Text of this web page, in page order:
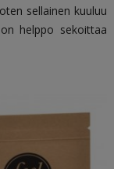
sellainen kuuluu
helppo sekoittaa